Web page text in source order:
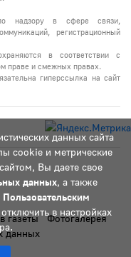
данных сайта
cookie и метрические
Вы даете свое
данных, а также
Пользовательским
в настройках
по надзору в сфере связи,
регистрационный
в соответствии с
праве и смежных правах.
гиперссылка на сайт
газеты
Фотогалерея
данных